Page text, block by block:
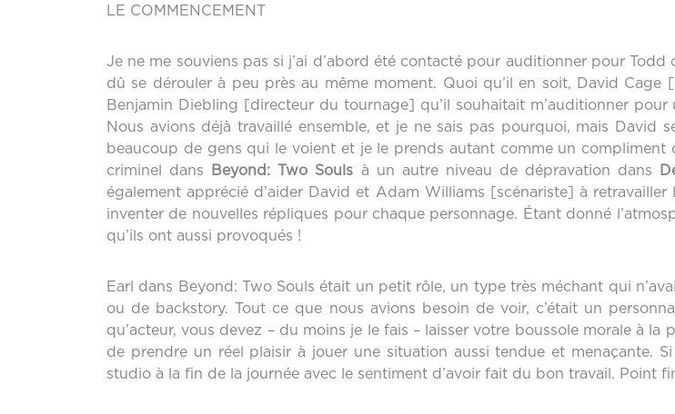
LE COMMENCEMENT
Je ne me souviens pas si j’ai d’abord été contacté pour auditionner pour
dû se dérouler à peu près au même moment. Quoi qu’il en soit, David Cage
Benjamin Diebling [directeur du tournage] qu’il souhaitait m’auditionner
Nous avions déjà travaillé ensemble, et je ne sais pas pourquoi, mais David
beaucoup de gens qui le voient et je le prends autant comme un
criminel dans Beyond: Two Souls à un autre niveau de dépravation dans
également apprécié d’aider David et Adam Williams [scénariste] à
inventer de nouvelles répliques pour chaque personnage. Étant donné
qu’ils ont aussi provoqués !
Earl dans Beyond: Two Souls était un petit rôle, un type très méchant qui
ou de backstory. Tout ce que nous avions besoin de voir, c’était un
qu’acteur, vous devez – du moins je le fais – laisser votre boussole morale à
de prendre un réel plaisir à jouer une situation aussi tendue et menaçante.
studio à la fin de la journée avec le sentiment d’avoir fait du bon travail. Point